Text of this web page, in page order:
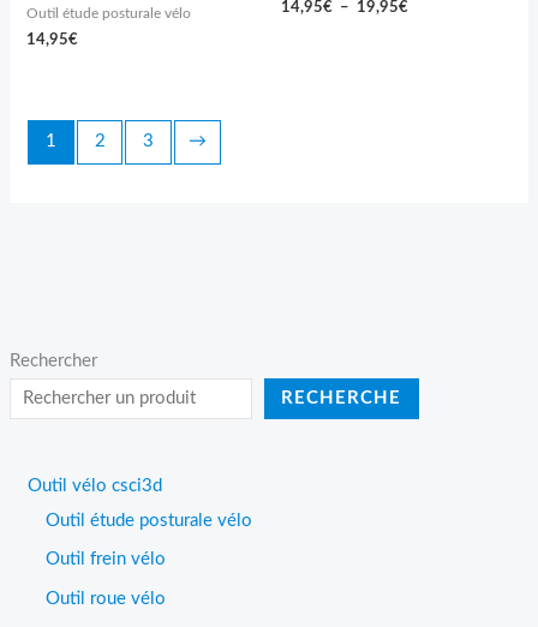
Rechercher
RECHERCHE
Outil vélo csci3d
Outil étude posturale vélo
Outil frein vélo
Outil roue vélo
Outil étude posturale vélo
14,95€
14,95€ – 19,95€
1 2 3 →